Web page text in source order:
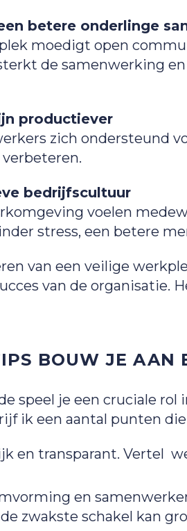
betere onderlinge
moedigt open
de samenwerking
productiever
zich ondersteund
bedrijfscultuur
voelen
stress, een betere
van een veilige
van de organisatie.
BOUW JE AAN
speel je een cruciale
ik een aantal punten
en transparant. Vertel
en
zwakste schakel kan